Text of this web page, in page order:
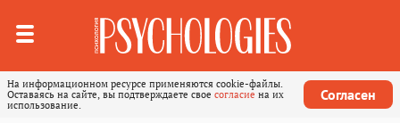
На информационном ресурсе применяются cookie-файлы.
Оставаясь на сайте, вы подтверждаете свое согласие на их
использование.
Согласен